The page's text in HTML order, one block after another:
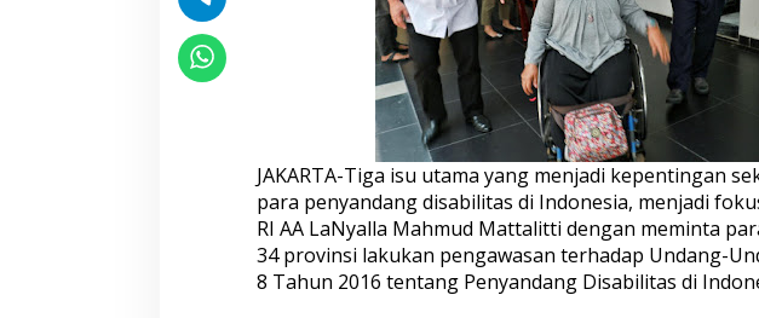
s
i
T
i
g
a
H
JAKARTA-Tiga isu utama yang menjadi kepentingan
para penyandang disabilitas di Indonesia, menjadi
RI AA LaNyalla Mahmud Mattalitti dengan meminta
34 provinsi lakukan pengawasan terhadap Undang-
8 Tahun 2016 tentang Penyandang Disabilitas di